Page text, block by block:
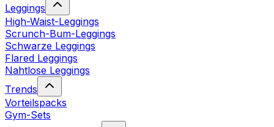
Leggings
High-Waist-Leggings
Scrunch-Bum-Leggings
Schwarze Leggings
Flared Leggings
Nahtlose Leggings
Trends
Vorteilspacks
Gym-Sets